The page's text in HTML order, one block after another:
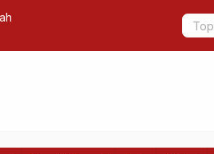
Sulteng
5 jenis